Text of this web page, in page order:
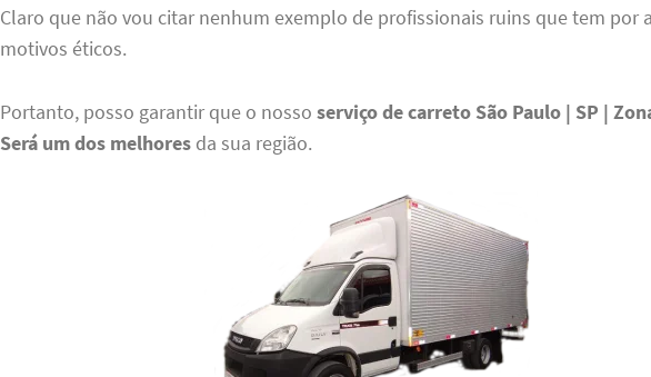
Claro que não vou citar nenhum exemplo de profissionais ruins que tem por
motivos éticos.
Portanto, posso garantir que o nossoserviço de carreto São Paulo | SP |
Será um dos melhores da sua região.